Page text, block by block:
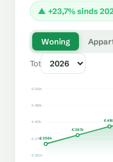
▲ +23,7% sinds
Woning
Tot
€ 542k
€ 486k
€ 431k
€ 375k
€ 320k
€ 358k
€ 387k
€